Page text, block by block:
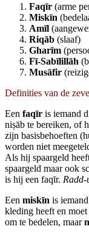
Faqīr (arme
Miskīn
Amīl
Riqāb (slaaf)
Gharīm
Fī‑Sabīlillāh
Musāfir
Definities van de
Een faqīr is iemand
niṣāb te bereiken, of
zijn basisbehoeften
worden niet
Als hij spaargeld
spaargeld maar ook
is hij een faqīr.
Een miskīn is
kleding heeft en
om te bedelen, maar